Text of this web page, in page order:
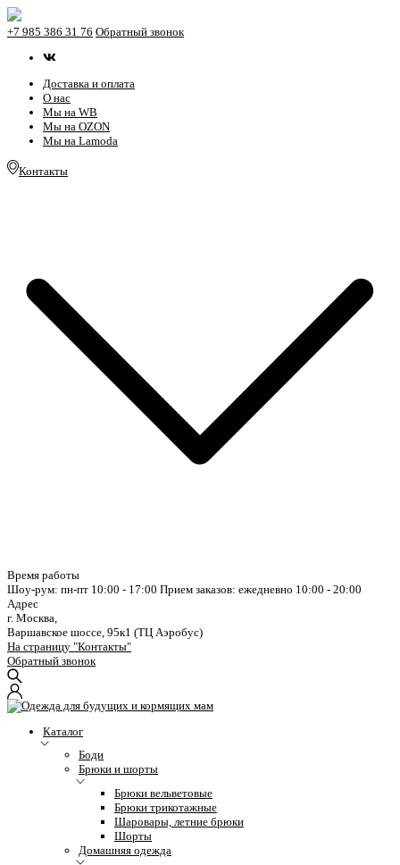
+7 985 386 31 76 Обратный звонок
Доставка и оплата
О нас
Мы на WB
Мы на OZON
Мы на Lamoda
Контакты
Время работы
Шоу-рум: пн-пт 10:00 - 17:00 Прием заказов: ежедневно 10:00 - 20:00
Адрес
г. Москва,
Варшавское шоссе, 95к1 (ТЦ Аэробус)
На страницу "Контакты"
Обратный звонок
Каталог
Боди
Брюки и шорты
Брюки вельветовые
Брюки трикотажные
Шаровары, летние брюки
Шорты
Домашняя одежда